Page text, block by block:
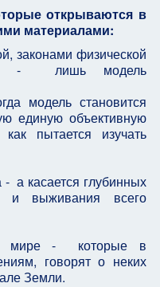
открываются в
материалами:
законами физической
- лишь модель
модель становится
единую объективную
пытается изучать
а касается глубинных
и выживания всего
мире - которые в
говорят о неких
Земли.